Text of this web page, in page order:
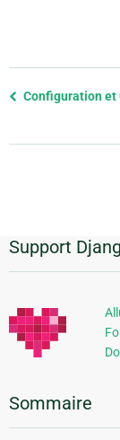
Previous
Configuration
Informations
Support
Sommaire